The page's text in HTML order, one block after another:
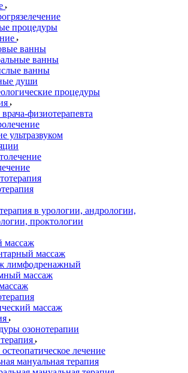
процедуры
ванны
ванны
ванны
души
процедуры
физиотерапевта
ультразвуком
в урологии, андрологии,
проктологии
массаж
лимфодренажный
массаж
массаж
озонотерапии
лечение
мануальная терапия